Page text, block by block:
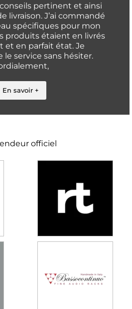
pertinent et ainsi
livraison. J’ai commandé
spécifiques pour mon
produits étaient en livrés
et en parfait état. Je
le service sans hésiter.
En savoir +
officiel